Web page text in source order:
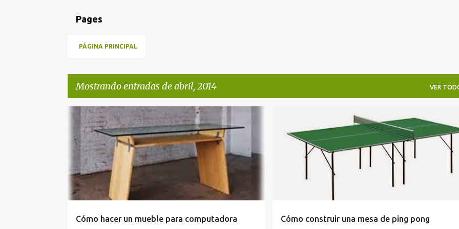
Pages
PÁGINA PRINCIPAL
Mostrando entradas de abril, 2014 VER
n
r
a
d
Cómo hacer un mueble para computadora
BRICOLAJE COMO HACER
Cómo construir una mesa de ping pong
COMO HACER CONSTRUIR MESA +
PING PONG